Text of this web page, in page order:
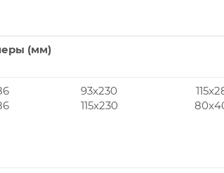
(мм)
93x230
115x230